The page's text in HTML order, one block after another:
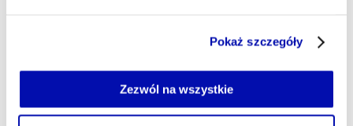
Jeżeli nie wyrażasz zgody na zapisywanie plików cookie,
możesz łatwo zarządzać swoimi uprawnieniami, np. we
własnej przeglądarce internetowej lub po wybraniu opcji
Pokaż szczegóły
Zezwól na wszystkie